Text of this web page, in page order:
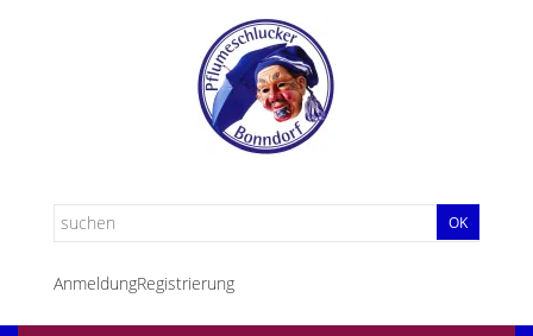
OK
AnmeldungRegistrierung